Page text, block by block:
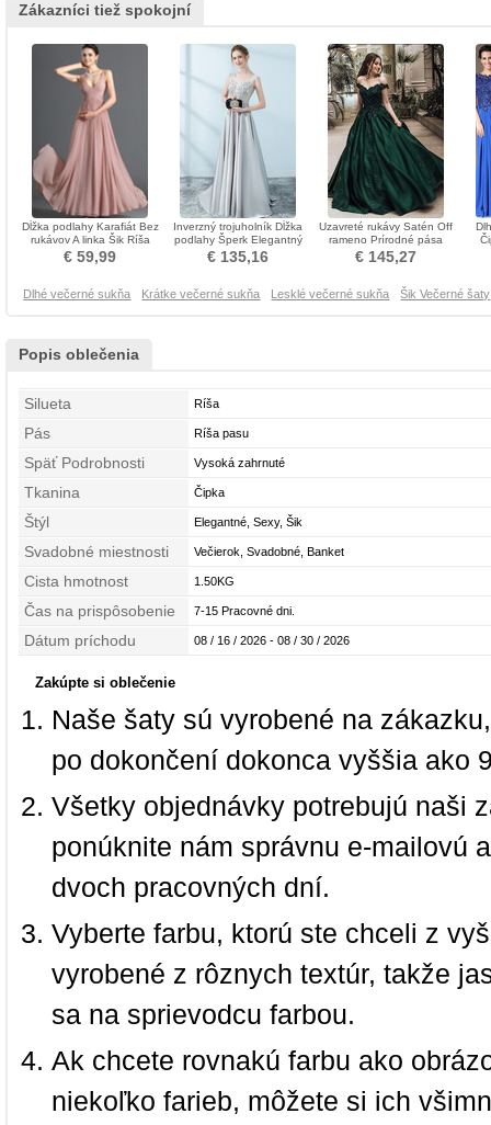
Zákazníci tiež spokojní
Dĺžka podlahy Karafiát Bez
rukávov A linka Šik Ríša
pasu Večerné šaty
€ 59,99
Inverzný trojuholník Dĺžka
podlahy Šperk Elegantný
Večerné šaty
€ 135,16
Uzavreté rukávy Satén Off
rameno Prírodné pása
Formálne Večerné šaty
€ 145,27
Dlhé večerné sukňa Krátke večerné sukňa Lesklé večerné sukňa Šik Večerné šaty
Popis oblečenia
Silueta Ríša
Pás Ríša pasu
Späť Podrobnosti Vysoká zahrnuté
Tkanina Čipka
Štýl Elegantné, Sexy, Šik
Svadobné miestnosti Večierok, Svadobné, Banket
Cista hmotnost 1.50KG
Čas na prispôsobenie 7-15 Pracovné dni.
Dátum príchodu 08 / 16 / 2026 - 08 / 30 / 2026
Zakúpte si oblečenie
Naše šaty sú vyrobené na
po dokončení dokonca vyššia ako
Všetky objednávky potrebujú naši
ponúknite nám správnu e-mailovú
dvoch pracovných dní.
Vyberte farbu, ktorú ste chceli z
vyrobené z rôznych textúr, takže
sa na sprievodcu farbou.
Ak chcete rovnakú farbu ako
niekoľko farieb, môžete si ich